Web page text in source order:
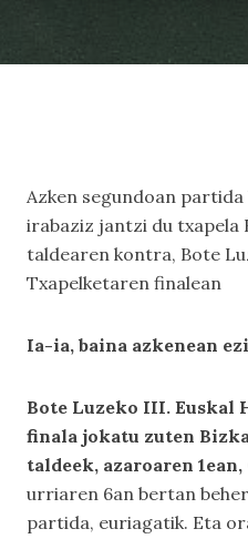
Azken segundoan
irabaziz jantzi du txapela
taldearen kontra, Bote
Txapelketaren finalean
Ia-ia, baina azkenean
Bote Luzeko III. Euskal
finala jokatu zuten
taldeek, azaroaren
urriaren 6an bertan
partida, euriagatik. Eta